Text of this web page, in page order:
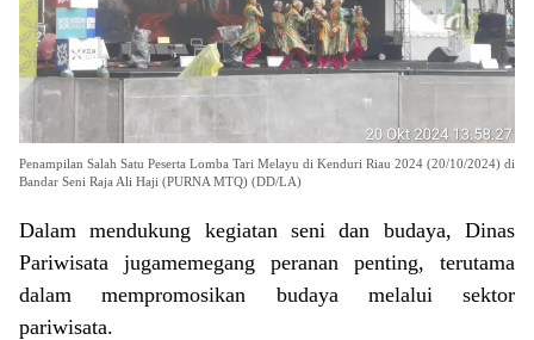
Penampilan Salah Satu Peserta Lomba Tari Melayu di Kenduri Riau 2024 (20/10/2024) di
Bandar Seni Raja Ali Haji (PURNA MTQ) (DD/LA)
Dalam mendukung kegiatan seni dan budaya, Dinas
Pariwisata jugamemegang peranan penting, terutama
dalam mempromosikan budaya melalui sektor
pariwisata.